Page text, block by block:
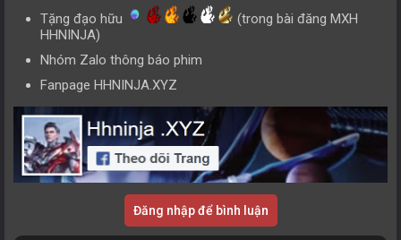
Tập 20
Tập 19
Tập 18
Tập 17
Tập 14
Tập 13
Tập 10
Tập 9
Tập 8
Tập 7
Tập 6
Tập 5
Tập 4
Tập 3
Tập 2
Tập 1
Tặng đạo hữu
(trong bài đăng MXH
HHNINJA)
Nhóm Zalo thông báo phim
Fanpage HHNINJA.XYZ
Đăng nhập để bình luận